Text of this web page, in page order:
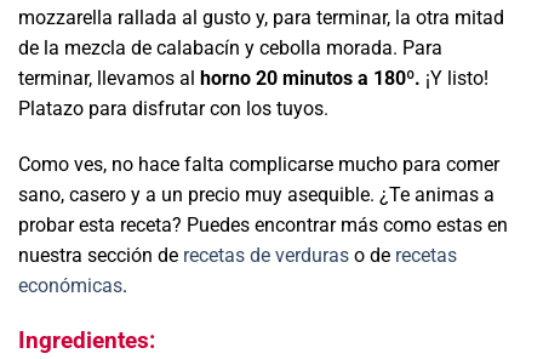
mozzarella rallada al gusto y, para terminar, la otra mitad
de la mezcla de calabacín y cebolla morada. Para
terminar, llevamos al horno 20 minutos a 180º. ¡Y listo!
Platazo para disfrutar con los tuyos.
Como ves, no hace falta complicarse mucho para comer
sano, casero y a un precio muy asequible. ¿Te animas a
probar esta receta? Puedes encontrar más como estas en
nuestra sección de recetas de verduras o de recetas
económicas.
Ingredientes: